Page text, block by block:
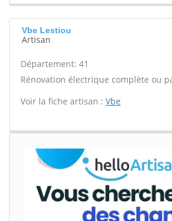
Vbe Lestiou
Artisan
Département: 41
Rénovation électrique complète ou
Voir la fiche artisan : Vbe